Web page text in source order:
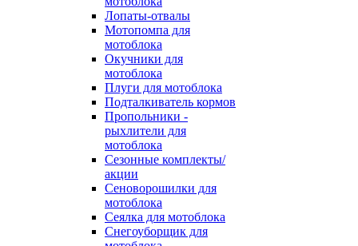
Лопаты-отвалы
Мотопомпа для
мотоблока
Окучники для
мотоблока
Плуги для мотоблока
Подталкиватель кормов
Пропольники -
рыхлители для
мотоблока
Сезонные комплекты/
акции
Сеноворошилки для
мотоблока
Сеялка для мотоблока
Снегоуборщик для